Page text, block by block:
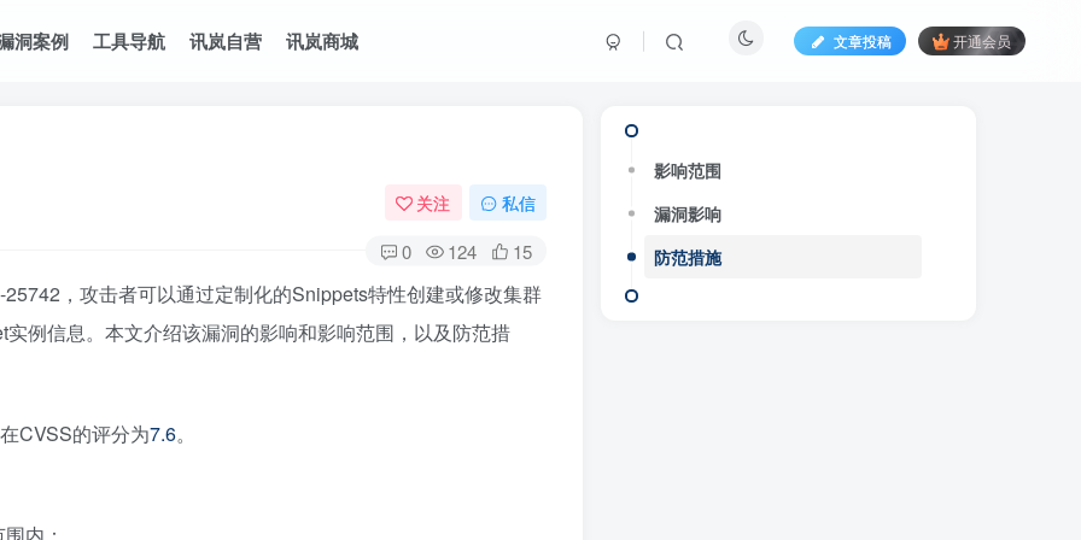
洞案例 工具导航 讯岚自营 讯岚商城 文章投稿 开通会员
关注 私信
0 124 15
，攻击者可以通过定制化的Snippets特性创建或修改集群
例信息。本文介绍该漏洞的影响和影响范围，以及防范措
CVSS的评分为7.6。
影响范围
漏洞影响
防范措施